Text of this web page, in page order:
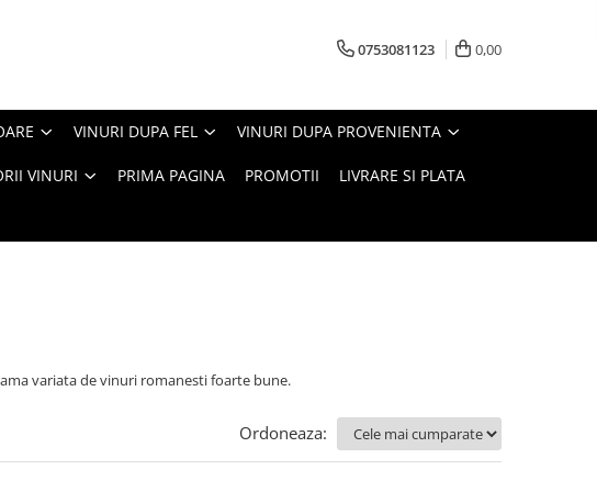
0753081123 0,00
VINURI DUPA FEL VINURI DUPA PROVENIENTA
VINURI PRIMA PAGINA PROMOTII LIVRARE SI PLATA
variata de vinuri romanesti foarte bune.
Ordoneaza: